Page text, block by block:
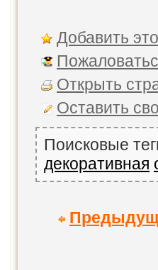
Добавить
Открыть
Оставить
Поисковые
декоративная